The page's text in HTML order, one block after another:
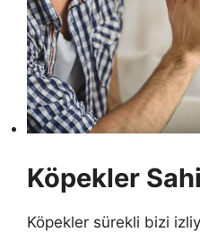
Köpekler
Köpekler sürekli bizi